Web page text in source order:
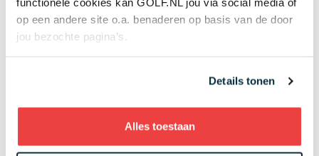
op een andere site o.a. benaderen op basis van de door
jou bezochte pagina’s.
Details tonen
Alles toestaan
GOLF.NL nieuwsbrief !
Aanmelden